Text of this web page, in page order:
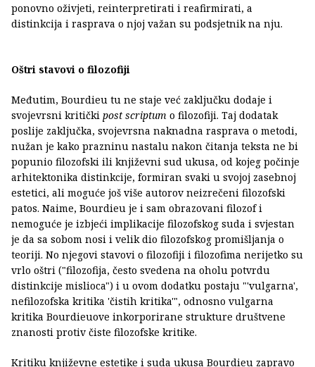
ponovno oživjeti, reinterpretirati i reafirmirati, a
distinkcija i rasprava o njoj važan su podsjetnik na nju.
Oštri stavovi o filozofiji
Međutim, Bourdieu tu ne staje već zaključku dodaje i
svojevrsni kritički post scriptum o filozofiji. Taj dodatak
poslije zaključka, svojevrsna naknadna rasprava o metodi,
nužan je kako prazninu nastalu nakon čitanja teksta ne bi
popunio filozofski ili književni sud ukusa, od kojeg počinje
arhitektonika distinkcije, formiran svaki u svojoj zasebnoj
estetici, ali moguće još više autorov neizrečeni filozofski
patos. Naime, Bourdieu je i sam obrazovani filozof i
nemoguće je izbjeći implikacije filozofskog suda i svjestan
je da sa sobom nosi i velik dio filozofskog promišljanja o
teoriji. No njegovi stavovi o filozofiji i filozofima nerijetko su
vrlo oštri ("filozofija, često svedena na oholu potvrdu
distinkcije mislioca") i u ovom dodatku postaju "'vulgarna',
nefilozofska kritika 'čistih kritika'", odnosno vulgarna
kritika Bourdieuove inkorporirane strukture društvene
znanosti protiv čiste filozofske kritike.
Kritiku književne estetike i suda ukusa Bourdieu zapravo